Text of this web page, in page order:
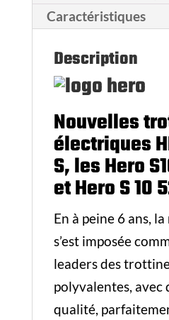
Caractéristiques
Description
Nouvelles
électriques
S, les Hero
et Hero S 10
En à peine 6 ans,
s’est imposée
leaders des
polyvalentes, avec
qualité,